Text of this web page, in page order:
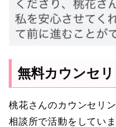
無料カウンセ
桃花さんのカウンセリ
相談所で活動をしていま